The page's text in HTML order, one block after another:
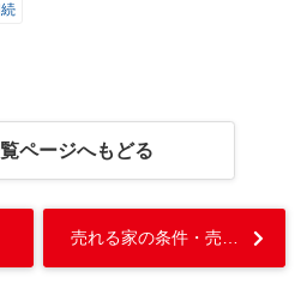
ページへもどる